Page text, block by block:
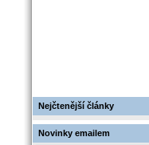
Nejčtenější články
Novinky emailem